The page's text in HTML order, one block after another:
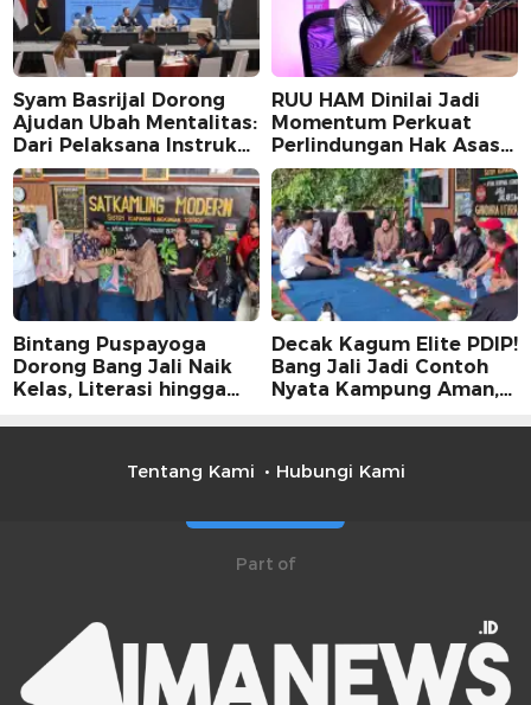
Syam Basrijal Dorong
Ajudan Ubah Mentalitas:
Dari Pelaksana Instruksi
Jadi Pencipta Nilai
RUU HAM Dinilai Jadi
Momentum Perkuat
Perlindungan Hak Asasi
Manusia, Partisipasi
Publik Perlu
Dimaksimalkan
Bintang Puspayoga
Dorong Bang Jali Naik
Kelas, Literasi hingga
Decak Kagum Elite PDIP!
Bang Jali Jadi Contoh
Nyata Kampung Aman,
Tentang Kami Hubungi Kami
Part of